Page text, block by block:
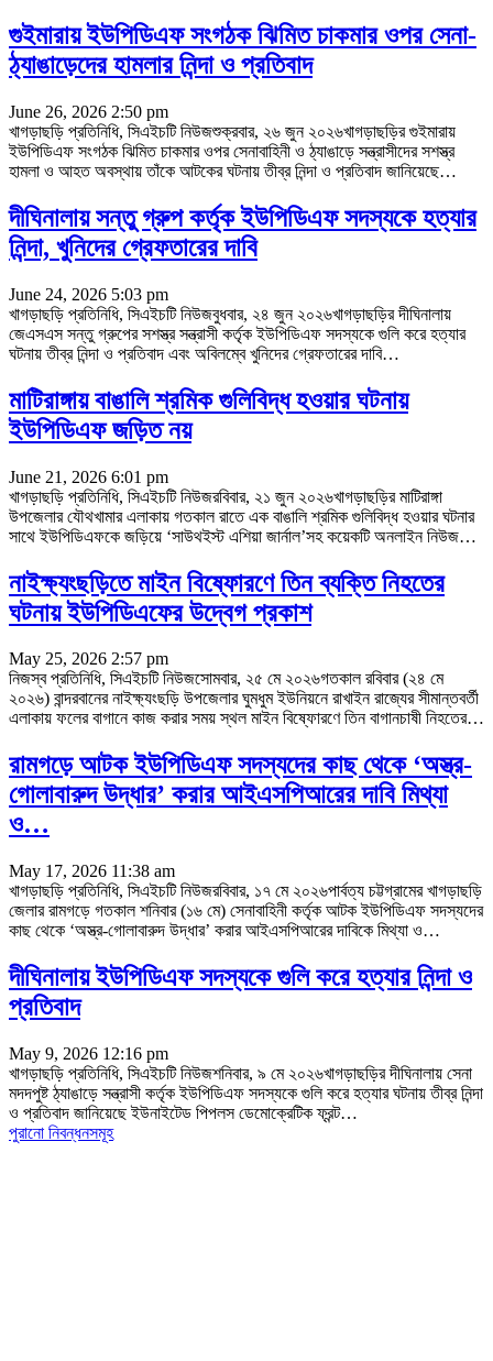
গুইমারায় ইউপিডিএফ সংগঠক ঝিমিত চাকমার ওপর সেনা-
ঠ্যাঙাড়েদের হামলার নিন্দা ও প্রতিবাদ
June 26, 2026 2:50 pm
খাগড়াছড়ি প্রতিনিধি, সিএইচটি নিউজশুক্রবার, ২৬ জুন ২০২৬খাগড়াছড়ির গুইমারায়
ইউপিডিএফ সংগঠক ঝিমিত চাকমার ওপর সেনাবাহিনী ও ঠ্যাঙাড়ে সন্ত্রাসীদের সশস্ত্র
হামলা ও আহত অবস্থায় তাঁকে আটকের ঘটনায় তীব্র নিন্দা ও প্রতিবাদ জানিয়েছে…
দীঘিনালায় সন্তু গ্রুপ কর্তৃক ইউপিডিএফ সদস্যকে হত্যার
নিন্দা, খুনিদের গ্রেফতারের দাবি
June 24, 2026 5:03 pm
খাগড়াছড়ি প্রতিনিধি, সিএইচটি নিউজবুধবার, ২৪ জুন ২০২৬খাগড়াছড়ির দীঘিনালায়
জেএসএস সন্তু গ্রুপের সশস্ত্র সন্ত্রাসী কর্তৃক ইউপিডিএফ সদস্যকে গুলি করে হত্যার
ঘটনায় তীব্র নিন্দা ও প্রতিবাদ এবং অবিলম্বে খুনিদের গ্রেফতারের দাবি…
মাটিরাঙ্গায় বাঙালি শ্রমিক গুলিবিদ্ধ হওয়ার ঘটনায়
ইউপিডিএফ জড়িত নয়
June 21, 2026 6:01 pm
খাগড়াছড়ি প্রতিনিধি, সিএইচটি নিউজরবিবার, ২১ জুন ২০২৬খাগড়াছড়ির মাটিরাঙ্গা
উপজেলার যৌথখামার এলাকায় গতকাল রাতে এক বাঙালি শ্রমিক গুলিবিদ্ধ হওয়ার ঘটনার
সাথে ইউপিডিএফকে জড়িয়ে ‘সাউথইস্ট এশিয়া জার্নাল’সহ কয়েকটি অনলাইন নিউজ…
নাইক্ষ্যংছড়িতে মাইন বিষ্ফোরণে তিন ব্যক্তি নিহতের
ঘটনায় ইউপিডিএফের উদ্বেগ প্রকাশ
May 25, 2026 2:57 pm
নিজস্ব প্রতিনিধি, সিএইচটি নিউজসোমবার, ২৫ মে ২০২৬গতকাল রবিবার (২৪ মে
২০২৬) বান্দরবানের নাইক্ষ্যংছড়ি উপজেলার ঘুমধুম ইউনিয়নে রাখাইন রাজ্যের সীমান্তবর্তী
এলাকায় ফলের বাগানে কাজ করার সময় স্থল মাইন বিষ্ফোরণে তিন বাগানচাষী নিহতের…
রামগড়ে আটক ইউপিডিএফ সদস্যদের কাছ থেকে ‘অস্ত্র-
গোলাবারুদ উদ্ধার’ করার আইএসপিআরের দাবি মিথ্যা
ও…
May 17, 2026 11:38 am
খাগড়াছড়ি প্রতিনিধি, সিএইচটি নিউজরবিবার, ১৭ মে ২০২৬পার্বত্য চট্টগ্রামের খাগড়াছড়ি
জেলার রামগড়ে গতকাল শনিবার (১৬ মে) সেনাবাহিনী কর্তৃক আটক ইউপিডিএফ সদস্যদের
কাছ থেকে ‘অস্ত্র-গোলাবারুদ উদ্ধার’ করার আইএসপিআরের দাবিকে মিথ্যা ও…
দীঘিনালায় ইউপিডিএফ সদস্যকে গুলি করে হত্যার নিন্দা ও
প্রতিবাদ
May 9, 2026 12:16 pm
খাগড়াছড়ি প্রতিনিধি, সিএইচটি নিউজশনিবার, ৯ মে ২০২৬খাগড়াছড়ির দীঘিনালায় সেনা
মদদপুষ্ট ঠ্যাঙাড়ে সন্ত্রাসী কর্তৃক ইউপিডিএফ সদস্যকে গুলি করে হত্যার ঘটনায় তীব্র নিন্দা
ও প্রতিবাদ জানিয়েছে ইউনাইটেড পিপলস ডেমোক্রেটিক ফ্রন্ট…
পুরানো নিবন্ধনসমূহ